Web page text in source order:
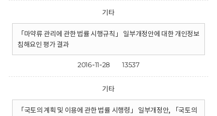
기타
「마약류 관리에 관한 법률 시행규칙」 일부개정안에 대한 개인정보
침해요인 평가 결과
2016-11-28 13537
기타
「국토의 계획 및 이용에 관한 법률 시행령」 일부개정안, 「국토의